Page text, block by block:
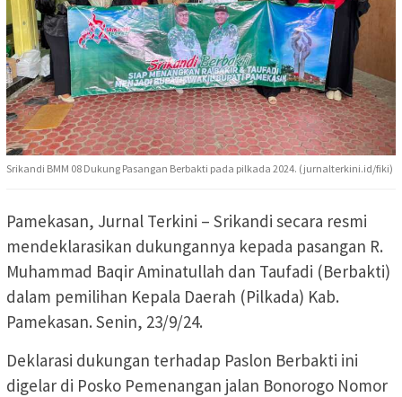
Srikandi BMM 08 Dukung Pasangan Berbakti pada pilkada 2024. (jurnalterkini.id/fiki)
Pamekasan, Jurnal Terkini – Srikandi secara resmi
mendeklarasikan dukungannya kepada pasangan R.
Muhammad Baqir Aminatullah dan Taufadi (Berbakti)
dalam pemilihan Kepala Daerah (Pilkada) Kab.
Pamekasan. Senin, 23/9/24.
Deklarasi dukungan terhadap Paslon Berbakti ini
digelar di Posko Pemenangan jalan Bonorogo Nomor